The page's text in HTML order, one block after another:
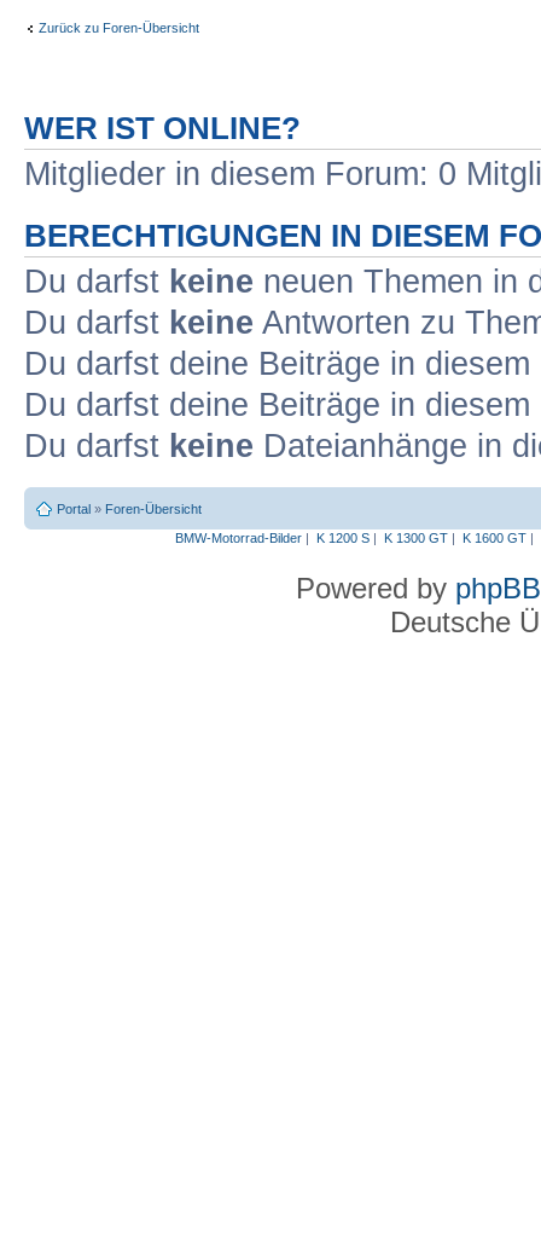
Zurück zu Foren-Übersicht
WER IST ONLINE?
Mitglieder in diesem Forum: 0
BERECHTIGUNGEN IN DIESEM
Du darfst keine neuen Themen in
Du darfst keine Antworten zu
Du darfst deine Beiträge in
Du darfst deine Beiträge in
Du darfst keine Dateianhänge in
Portal » Foren-Übersicht
BMW-Motorrad-Bilder| K 1200 S| K 1300 GT| K 1600 GT|
Powered by phpBB
Deutsche